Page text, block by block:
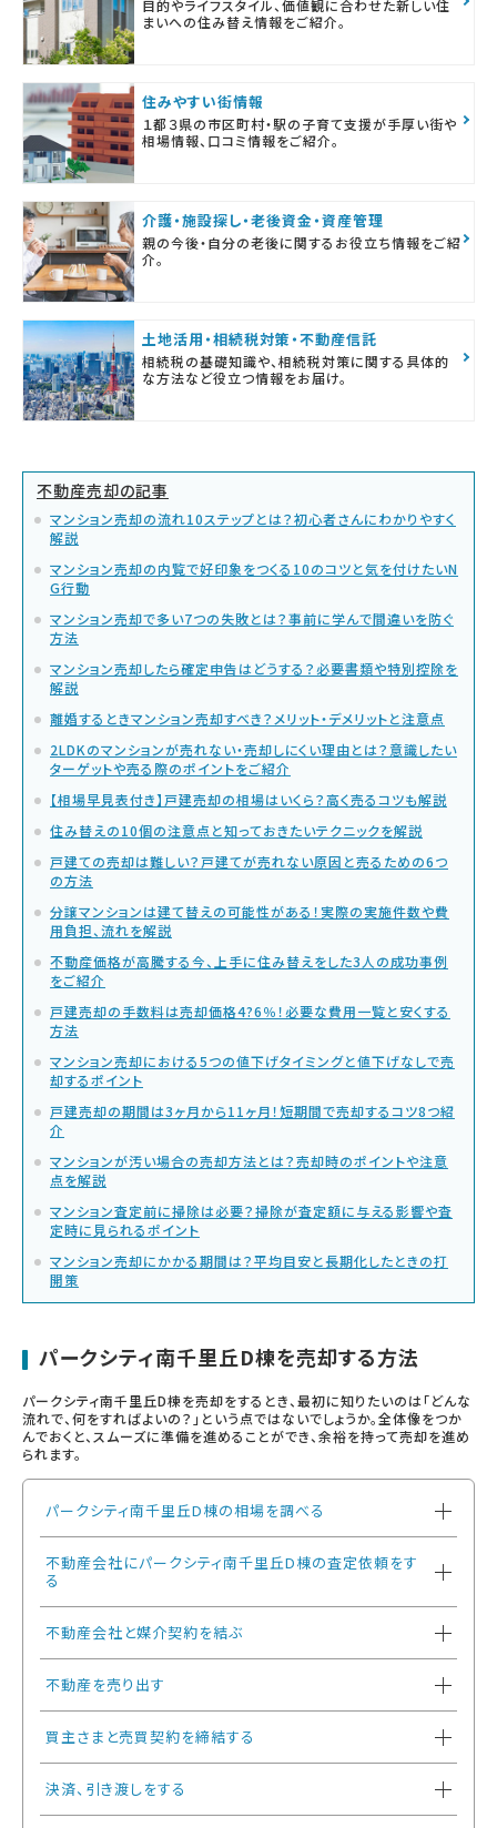
目的やライフスタイル、価値観に合わせた新しい住
まいへの住み替え情報をご紹介。
住みやすい街情報
１都３県の市区町村・駅の子育て支援が手厚い街や
相場情報、口コミ情報をご紹介。
介護・施設探し・老後資金・資産管理
親の今後・自分の老後に関するお役立ち情報をご紹
介。
土地活用・相続税対策・不動産信託
相続税の基礎知識や、相続税対策に関する具体的
な方法など役立つ情報をお届け。
不動産売却の記事
マンション売却の流れ10ステップとは？初心者さんにわかりやすく
解説
マンション売却の内覧で好印象をつくる10のコツと気を付けたいN
G行動
マンション売却で多い7つの失敗とは？事前に学んで間違いを防ぐ
方法
マンション売却したら確定申告はどうする？必要書類や特別控除を
解説
離婚するときマンション売却すべき？メリット・デメリットと注意点
2LDKのマンションが売れない・売却しにくい理由とは？意識したい
ターゲットや売る際のポイントをご紹介
【相場早見表付き】戸建売却の相場はいくら？高く売るコツも解説
住み替えの10個の注意点と知っておきたいテクニックを解説
戸建ての売却は難しい？戸建てが売れない原因と売るための6つ
の方法
分譲マンションは建て替えの可能性がある！実際の実施件数や費
用負担、流れを解説
不動産価格が高騰する今、上手に住み替えをした3人の成功事例
をご紹介
戸建売却の手数料は売却価格4?6％！必要な費用一覧と安くする
方法
マンション売却における5つの値下げタイミングと値下げなしで売
却するポイント
戸建売却の期間は3ヶ月から11ヶ月！短期間で売却するコツ8つ紹
介
マンションが汚い場合の売却方法とは？売却時のポイントや注意
点を解説
マンション査定前に掃除は必要？掃除が査定額に与える影響や査
定時に見られるポイント
マンション売却にかかる期間は？平均目安と長期化したときの打
開策
パークシティ南千里丘D棟を売却する方法
パークシティ南千里丘D棟を売却をするとき、最初に知りたいのは「どんな
流れで、何をすればよいの？」という点ではないでしょうか。全体像をつか
んでおくと、スムーズに準備を進めることができ、余裕を持って売却を進め
られます。
パークシティ南千里丘D棟の相場を調べる
不動産会社にパークシティ南千里丘D棟の査定依頼をす
る
不動産会社と媒介契約を結ぶ
不動産を売り出す
買主さまと売買契約を締結する
決済、引き渡しをする